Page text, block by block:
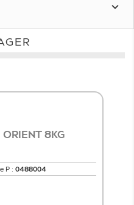

8KG
P : 0488004